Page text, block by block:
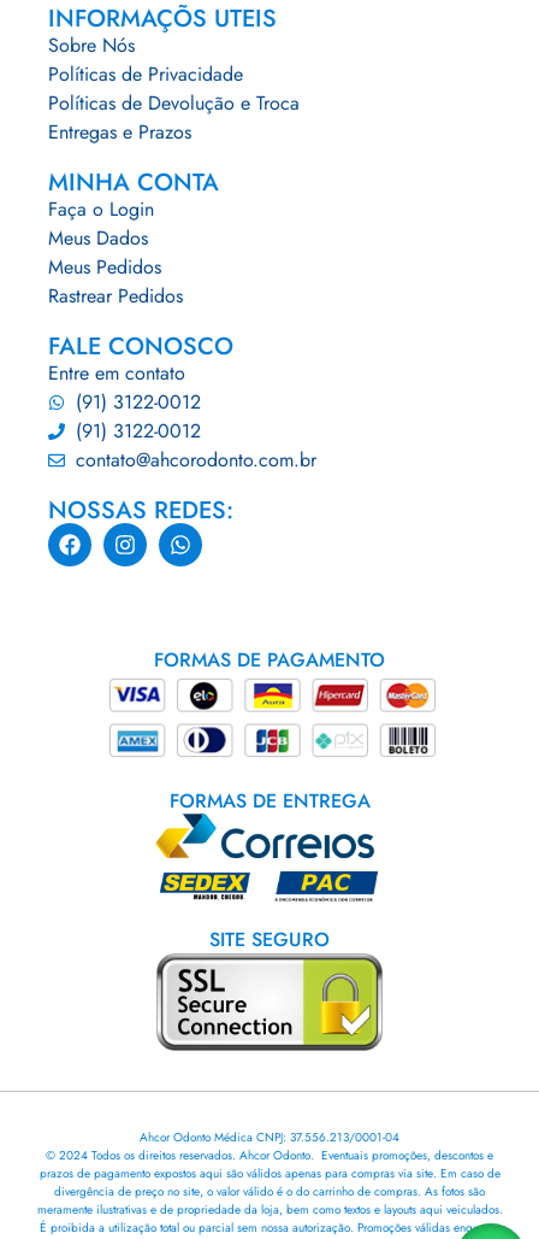
INFORMAÇÕS UTEIS
Sobre Nós
Políticas de Privacidade
Políticas de Devolução e Troca
Entregas e Prazos
MINHA CONTA
Faça o Login
Meus Dados
Meus Pedidos
Rastrear Pedidos
FALE CONOSCO
Entre em contato
(91) 3122-0012
(91) 3122-0012
contato@ahcorodonto.com.br
NOSSAS REDES:
FORMAS DE PAGAMENTO
FORMAS DE ENTREGA
SITE SEGURO
Ahcor Odonto Médica CNPJ: 37.556.213/0001-04
© 2024 Todos os direitos reservados. Ahcor Odonto. Eventuais promoções, descontos e
prazos de pagamento expostos aqui são válidos apenas para compras via site. Em caso de
divergência de preço no site, o valor válido é o do carrinho de compras. As fotos são
meramente ilustrativas e de propriedade da loja, bem como textos e layouts aqui veiculados.
É proibida a utilização total ou parcial sem nossa autorização. Promoções válidas enquanto